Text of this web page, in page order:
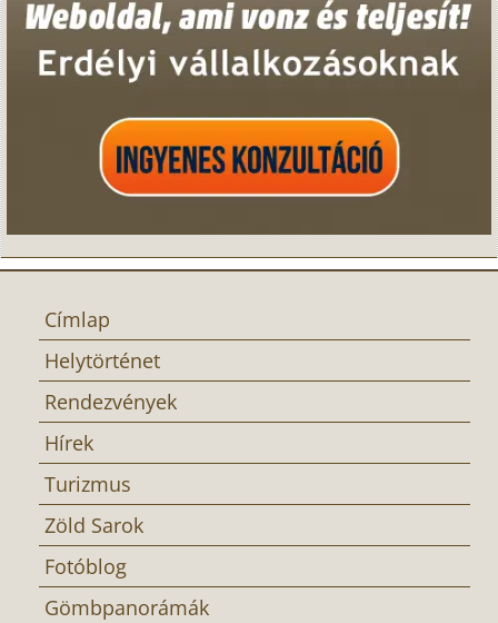
Címlap
Helytörténet
Rendezvények
Hírek
Turizmus
Zöld Sarok
Fotóblog
Gömbpanorámák